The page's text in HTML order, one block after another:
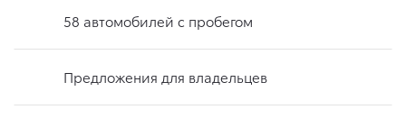
58 автомобилей с пробегом
Предложения для владельцев